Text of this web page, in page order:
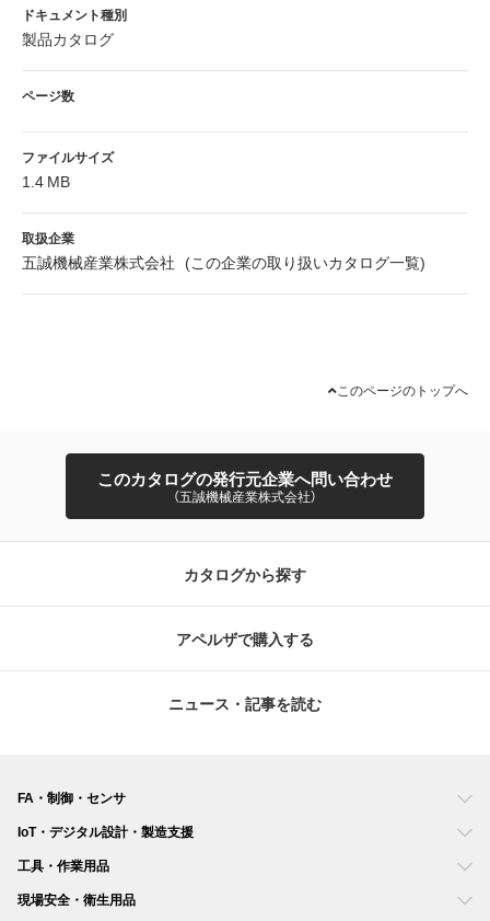
ドキュメント種別
製品カタログ
ページ数
ファイルサイズ
1.4 MB
取扱企業
五誠機械産業株式会社 (この企業の取り扱いカタログ一覧)
このページのトップへ
このカタログの発行元企業へ問い合わせ
（五誠機械産業株式会社）
カタログから探す
アペルザで購入する
ニュース・記事を読む
FA・制御・センサ
IoT・デジタル設計・製造支援
工具・作業用品
現場安全・衛生用品